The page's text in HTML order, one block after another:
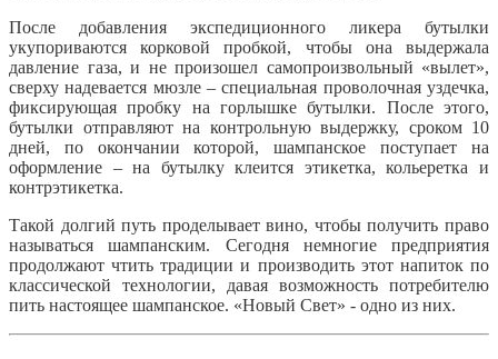
После добавления экспедиционного ликера бутылки
укупориваются корковой пробкой, чтобы она выдержала
давление газа, и не произошел самопроизвольный «вылет»,
сверху надевается мюзле – специальная проволочная уздечка,
фиксирующая пробку на горлышке бутылки. После этого,
бутылки отправляют на контрольную выдержку, сроком 10
дней, по окончании которой, шампанское поступает на
оформление – на бутылку клеится этикетка, кольеретка и
контрэтикетка.
Такой долгий путь проделывает вино, чтобы получить право
называться шампанским. Сегодня немногие предприятия
продолжают чтить традиции и производить этот напиток по
классической технологии, давая возможность потребителю
пить настоящее шампанское. «Новый Свет» - одно из них.